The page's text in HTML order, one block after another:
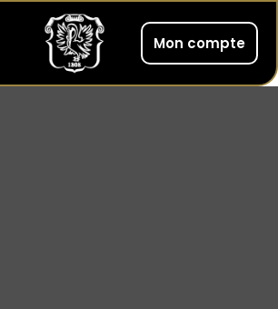
Mon compte